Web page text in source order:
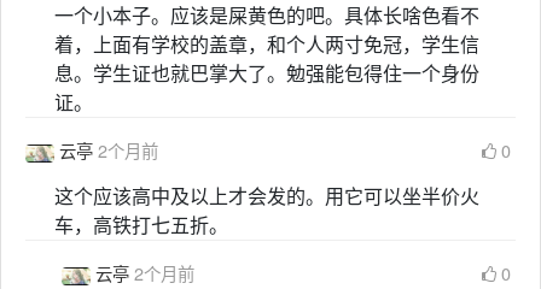
一个小本子。应该是屎黄色的吧。具体长啥色看不
着，上面有学校的盖章，和个人两寸免冠，学生信
息。学生证也就巴掌大了。勉强能包得住一个身份
证。
云亭2个月前 0
这个应该高中及以上才会发的。用它可以坐半价火
车，高铁打七五折。
云亭2个月前 0